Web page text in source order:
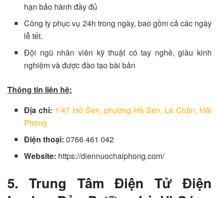
hạn bảo hành đầy đủ
Công ty phục vụ 24h trong ngày, bao gồm cả các ngày
lễ tết.
Đội ngũ nhân viên kỹ thuật có tay nghề, giàu kinh
nghiệm và được đào tạo bài bản
Thông tin liên hệ:
Địa chỉ: 1/47 Hồ Sen, phường Hồ Sen, Lê Chân, Hải
Phòng
Điện thoại:0766 461 042
Website: https://diennuochaiphong.com/
5. Trung Tâm Điện Tử Điện